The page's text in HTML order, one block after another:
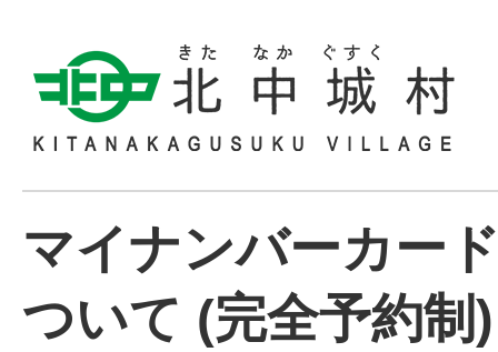
マイナンバーカー
ついて (完全予約制)